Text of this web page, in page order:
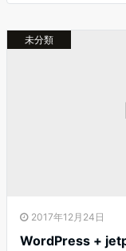
未分類
2017年12月24日
WordPress +